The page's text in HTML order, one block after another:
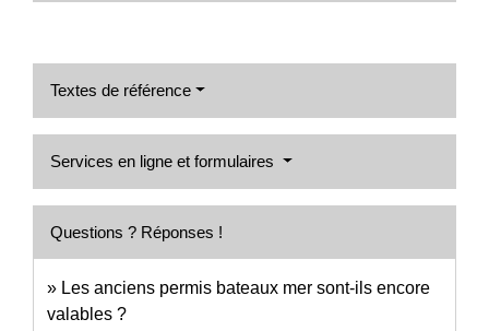
Textes de référence
Services en ligne et formulaires
Questions ? Réponses !
Les anciens permis bateaux mer sont-ils encore
valables ?